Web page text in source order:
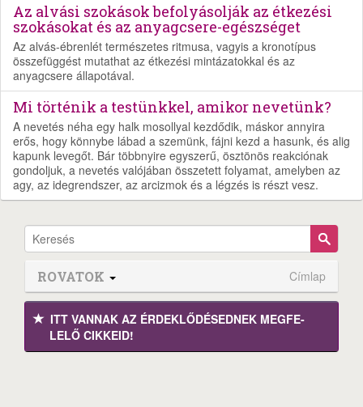
Az alvási szokások befolyásolják az étkezési
szokásokat és az anyagcsere-egészséget
Az alvás-ébrenlét természetes ritmusa, vagyis a kronotípus
összefüggést mutathat az étkezési mintázatokkal és az
anyagcsere állapotával.
Mi történik a testünkkel, amikor nevetünk?
A nevetés néha egy halk mosollyal kezdődik, máskor annyira
erős, hogy könnybe lábad a szemünk, fájni kezd a hasunk, és alig
kapunk levegőt. Bár többnyire egyszerű, ösztönös reakciónak
gondoljuk, a nevetés valójában összetett folyamat, amelyben az
agy, az idegrendszer, az arcizmok és a légzés is részt vesz.
ROVATOK Címlap
ITT VANNAK AZ ÉRDEK­LŐDÉ­SEDNEK MEGFE­
LELŐ CIKKEID!